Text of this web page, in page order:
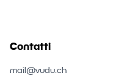
Contatti
mail@vudu.ch